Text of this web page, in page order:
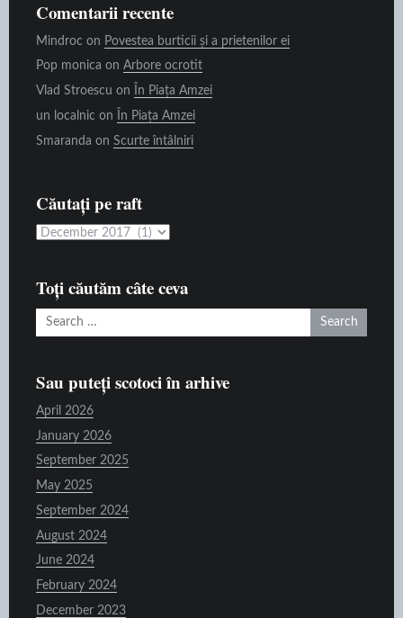
Comentarii recente
Mindroc on Povestea burticii și a prietenilor ei
Pop monica on Arbore ocrotit
Vlad Stroescu on
În Piața Amzei
un localnic on
În Piața Amzei
Smaranda on Scurte întâlniri
Căutați pe raft
Căutați
Toți căutăm câte ceva
Search
Sau puteți scotoci în arhive
April 2026
January 2026
September 2025
May 2025
September 2024
August 2024
June 2024
February 2024
December 2023